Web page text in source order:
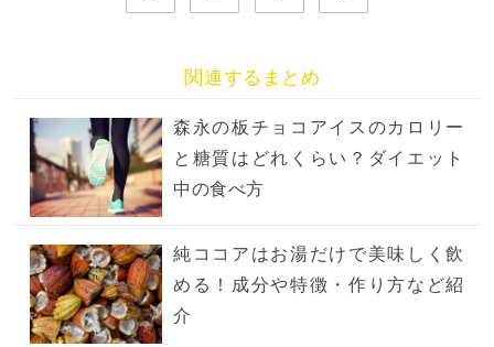
関連するまとめ
森永の板チョコアイスのカロリー
と糖質はどれくらい？ダイエット
中の食べ方
純ココアはお湯だけで美味しく飲
める！成分や特徴・作り方など紹
介